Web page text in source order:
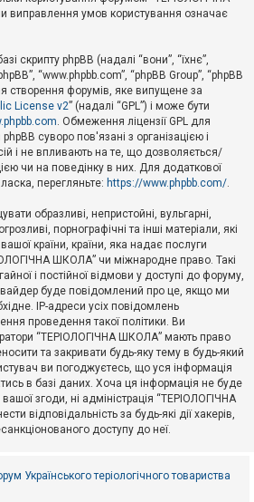
виправлення умов користування означає
скрипту phpBB (надалі “вони”, “їхнє”,
“www.phpbb.com”, “phpBB Group”, “phpBB
створення форумів, яке випущене за
License v2” (надалі “GPL”) і може бути
. Обмеження ліцензії GPL для
суворо пов'язані з організацією і
і не впливають на те, що дозволяється/
чи на поведінку в них. Для додаткової
перегляньте: https://www.phpbb.com/.
образливі, непристойні, вульгарні,
порнографічні та інші матеріали, які
країни, країни, яка надає послуги
ШКОЛА” чи міжнародне право. Такі
і постійної відмови у доступі до форуму,
буде повідомлений про це, якщо ми
IP-адреси усіх повідомлень
проведення такої політики. Ви
“ТЕРІОЛОГІЧНА ШКОЛА” мають право
та закривати будь-яку тему в будь-який
ви погоджуєтесь, що уся інформація
в базі даних. Хоча ця інформація не буде
згоди, ні адміністрація “ТЕРІОЛОГІЧНА
відповідальність за будь-які дії хакерів,
доступу до неї.
Українського теріологічного товариства